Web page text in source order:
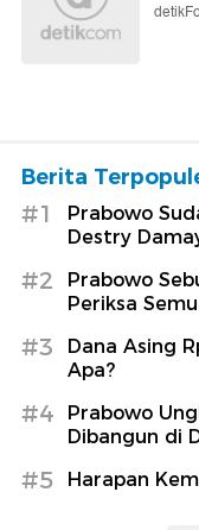
Berita
#1
Prabowo
Destry
#2
Prabowo
Periksa
#3
Dana Asing
Apa?
#4
Prabowo
Dibangun di
#5 Harapan